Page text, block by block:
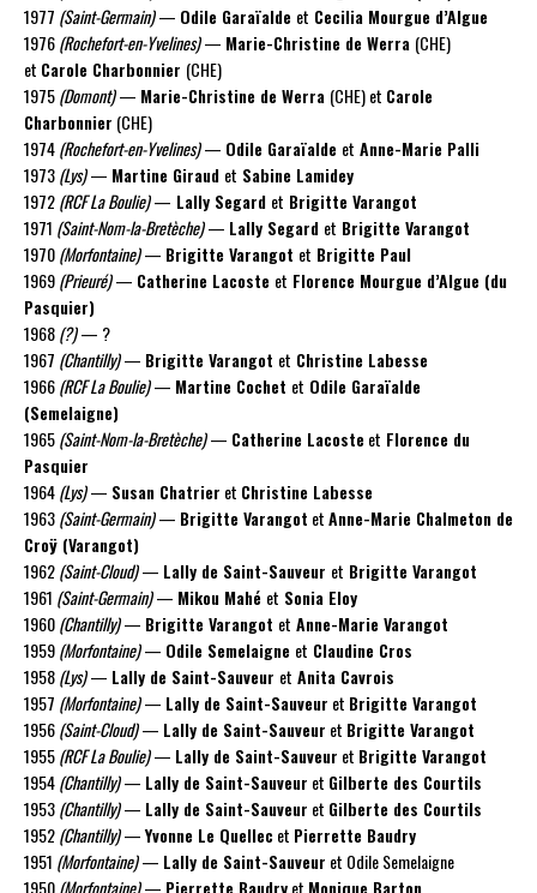
1977 (Saint-Germain)— Odile Garaïalde et Cecilia Mourgue d’Algue
1976(Rochefort-en-Yvelines)— Marie-Christine de Werra (CHE)
et Carole Charbonnier (CHE)
1975(Domont)— Marie-Christine de Werra (CHE) et Carole
Charbonnier (CHE)
1974(Rochefort-en-Yvelines)— Odile Garaïalde et Anne-Marie Palli
1973(Lys)— Martine Giraud et Sabine Lamidey
1972(RCF La Boulie)— Lally Segard et Brigitte Varangot
1971 (Saint-Nom-la-Bretèche)— Lally Segard et Brigitte Varangot
1970(Morfontaine)— Brigitte Varangot et Brigitte Paul
1969(Prieuré)— Catherine Lacoste et Florence Mourgue d’Algue (du
Pasquier)
1968(?)— ?
1967 (Chantilly)— Brigitte Varangot et Christine Labesse
1966(RCF La Boulie)— Martine Cochet et Odile Garaïalde
(Semelaigne)
1965(Saint-Nom-la-Bretèche)— Catherine Lacosteet Florence du
Pasquier
1964(Lys)— Susan Chatrier et Christine Labesse
1963(Saint-Germain)— Brigitte Varangot etAnne-Marie Chalmeton de
Croÿ (Varangot)
1962(Saint-Cloud)— Lally de Saint-Sauveur et Brigitte Varangot
1961 (Saint-Germain)— Mikou Mahé et Sonia Eloy
1960(Chantilly)— Brigitte Varangot et Anne-Marie Varangot
1959(Morfontaine)— Odile Semelaigne et Claudine Cros
1958(Lys)— Lally de Saint-Sauveur et Anita Cavrois
1957 (Morfontaine)— Lally de Saint-Sauveur et Brigitte Varangot
1956(Saint-Cloud)— Lally de Saint-Sauveur et Brigitte Varangot
1955(RCF La Boulie)— Lally de Saint-Sauveur et Brigitte Varangot
1954(Chantilly)— Lally de Saint-Sauveur et Gilberte des Courtils
1953(Chantilly)— Lally de Saint-Sauveur et Gilberte des Courtils
1952(Chantilly)—Yvonne Le Quellec et Pierrette Baudry
1951 (Morfontaine)— Lally de Saint-Sauveur et Odile Semelaigne
1950(Morfontaine)— Pierrette Baudryet Monique Barton